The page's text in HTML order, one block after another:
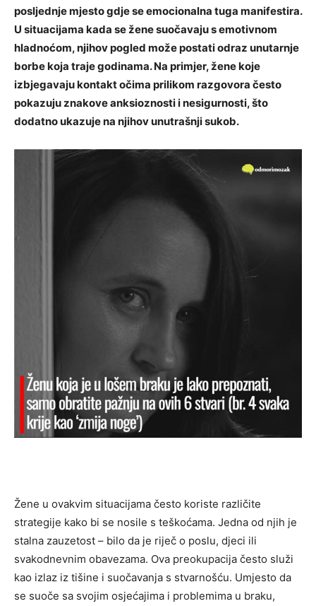
posljednje mjesto gdje se emocionalna tuga manifestira.
U situacijama kada se žene suočavaju s emotivnom
hladnoćom, njihov pogled može postati odraz unutarnje
borbe koja traje godinama.Na primjer, žene koje
izbjegavaju kontakt očima prilikom razgovora često
pokazuju znakove anksioznosti i nesigurnosti, što
dodatno ukazuje na njihov unutrašnji sukob.
Žene u ovakvim situacijama često koriste različite
strategije kako bi se nosile s teškoćama. Jedna od njih je
stalna zauzetost – bilo da je riječ o poslu, djeci ili
svakodnevnim obavezama. Ova preokupacija često služi
kao izlaz iz tišine i suočavanja s stvarnošću. Umjesto da
se suoče sa svojim osjećajima i problemima u braku,